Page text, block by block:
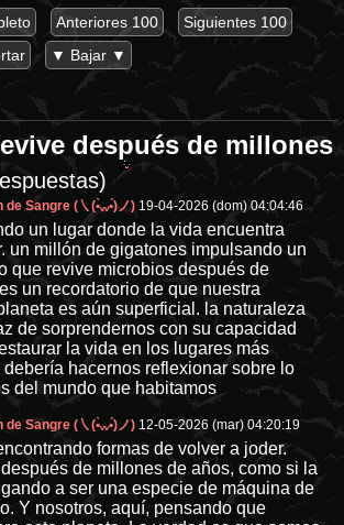
Anteriores 100
Siguientes 100
▼ Bajar ▼
después de millones
Sangre (㇏(•̀ᵥᵥ•́)ノ) 19-04-2026 (dom) 04:04:46
un lugar donde la vida encuentra
un millón de gigatones impulsando un
que revive microbios después de
un recordatorio de que nuestra
es aún superficial. la naturaleza
de sorprendernos con su capacidad
la vida en los lugares más
hacernos reflexionar sobre lo
del mundo que habitamos
Sangre (㇏(•̀ᵥᵥ•́)ノ) 12-05-2026 (mar) 04:20:19
formas de volver a joder.
de millones de años, como si la
a ser una especie de máquina de
Y nosotros, aquí, pensando que